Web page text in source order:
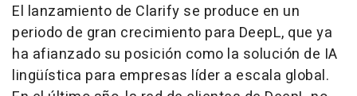
El lanzamiento de Clarify se produce en un
periodo de gran crecimiento para DeepL, que ya
ha afianzado su posición como la solución de IA
lingüística para empresas líder a escala global.